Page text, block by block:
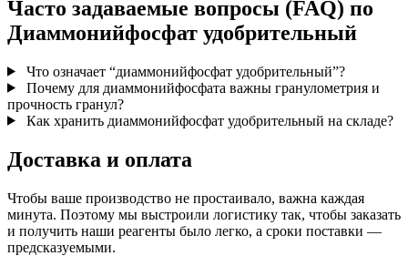
Часто задаваемые вопросы (FAQ) по
Диаммонийфосфат удобрительный
Что означает “диаммонийфосфат удобрительный”?
Почему для диаммонийфосфата важны гранулометрия и
прочность гранул?
Как хранить диаммонийфосфат удобрительный на складе?
Доставка и оплата
Чтобы ваше производство не простаивало, важна каждая
минута. Поэтому мы выстроили логистику так, чтобы заказать
и получить наши реагенты было легко, а сроки поставки —
предсказуемыми.